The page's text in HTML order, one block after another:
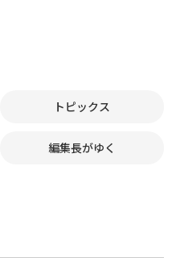
トピックス
編集長がゆく